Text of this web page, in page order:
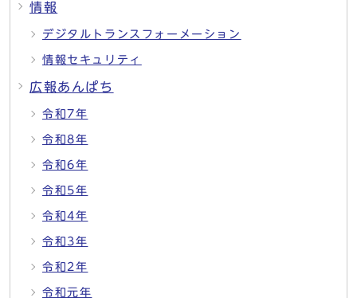
情報
デジタルトランスフォーメーション
情報セキュリティ
広報あんぱち
令和7年
令和8年
令和6年
令和5年
令和4年
令和3年
令和2年
令和元年